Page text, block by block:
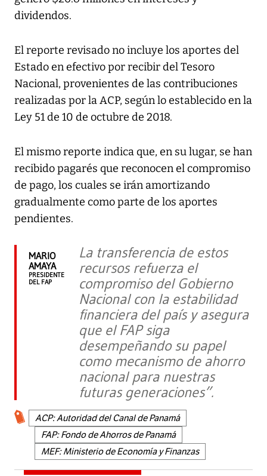
dividendos.
El reporte revisado no incluye los aportes del
Estado en efectivo por recibir del Tesoro
Nacional, provenientes de las contribuciones
realizadas por la ACP, según lo establecido en la
Ley 51 de 10 de octubre de 2018.
El mismo reporte indica que, en su lugar, se han
recibido pagarés que reconocen el compromiso
de pago, los cuales se irán amortizando
gradualmente como parte de los aportes
pendientes.
MARIO
AMAYA
PRESIDENTE
DEL FAP
La transferencia de estos
recursos refuerza el
compromiso del Gobierno
Nacional con la estabilidad
financiera del país y asegura
que el FAP siga
desempeñando su papel
como mecanismo de ahorro
nacional para nuestras
futuras generaciones”.
ACP: Autoridad del Canal de Panamá
FAP: Fondo de Ahorros de Panamá
MEF: Ministerio de Economía y Finanzas